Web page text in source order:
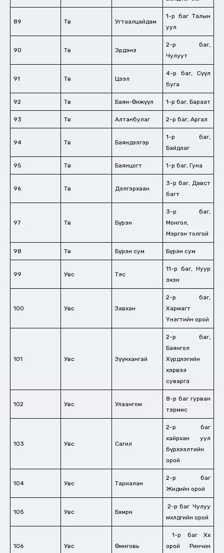
89 Төв Угтаалцайдам
1-р баг Талын
уул
90 Төв Эрдэнэ
2-р баг,
Чулуут
91 Төв Цээл
4-р баг, Сүүл
буга
92 Төв Баян-Өнжүүл 1-р баг, Бараат
93 Төв Алтанбулаг 2-р баг, Аргал
94 Төв Баяндэлгэр
1-р баг,
Байдлаг
95 Төв Баянцогт 1-р баг, Гуна
96 Төв Дэлгэрхаан
3-р баг, Давст
багт
97 Төв Бүрэн
3-р баг,
Монгол,
Мэргэн толгой
98 Төв Бүрэн сум Бүрэн сум
99 Увс Тэс
11-р баг, Нуур
эхэн
100 Увс Завхан
2-р баг,
Хармагт
Үнэгтийн орой
101 Увс Зүүнхангай
2-р баг,
Баянгол
Хүрдлэгийн
хэрвээ
суварга
102 Увс Улаангом
8-р баг гурван
тэрмис
103 Увс Сагил
2-р баг
хайрхан уул
бүрхээлтийн
орой
104 Увс Тариалан
2-р баг
Жидийн орой
105 Увс Бөхмөрөн
2-р баг Чулуу
мөөхөлдөгийн орой
106 Увс Өмнөговь
1-р баг Хөх
орой Ринчин